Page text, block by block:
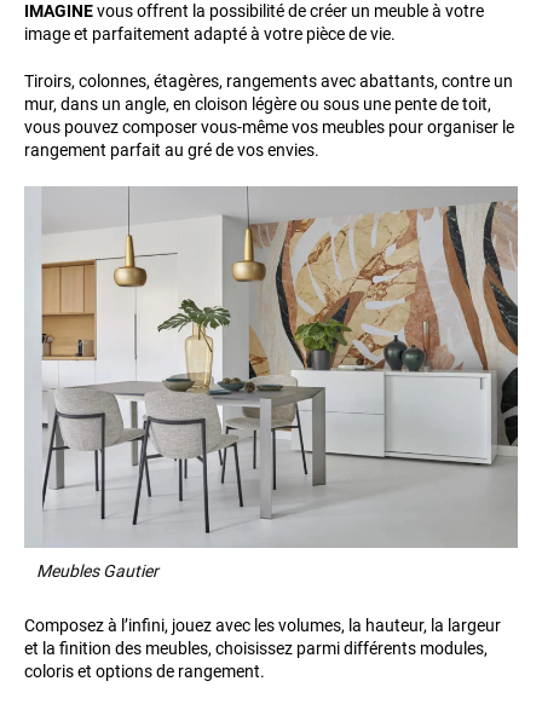
IMAGINEvous offrent la possibilité de créer un meuble à votre
image et parfaitement adapté à votre pièce de vie.
Tiroirs, colonnes, étagères, rangements avec abattants, contre un
mur, dans un angle, en cloison légère ou sous une pente de toit,
vous pouvez composer vous-même vos meubles pour organiser le
rangement parfait au gré de vos envies.
Meubles Gautier
Composez à l’infini, jouez avec les volumes, la hauteur, la largeur
et la finition des meubles, choisissez parmi différents modules,
coloris et options de rangement.